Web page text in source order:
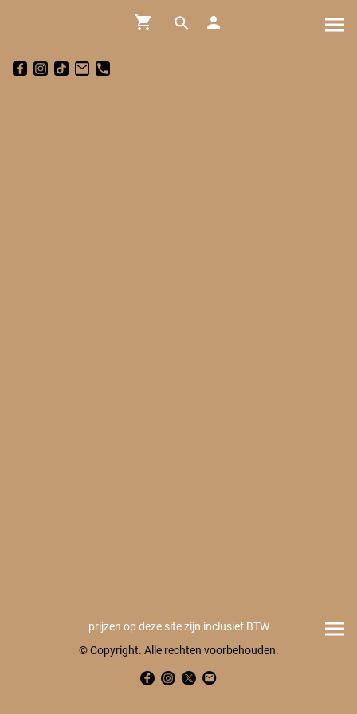
prijzen op deze site zijn inclusief BTW
© Copyright. Alle rechten voorbehouden.